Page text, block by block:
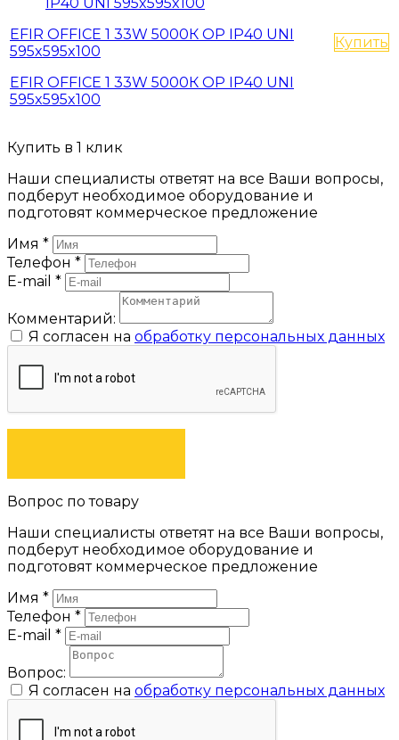
EFIR OFFICE 1 33W 5000К OP IP40 UNI
595x595x100
EFIR OFFICE 1 33W 5000К OP IP40 UNI
595x595x100
Купить
Купить в 1 клик
Наши специалисты ответят на все Ваши вопросы,
подберут необходимое оборудование и
подготовят коммерческое предложение
Имя *
Телефон *
E-mail *
Комментарий:
Я согласен на обработку персональных данных
Вопрос по товару
Наши специалисты ответят на все Ваши вопросы,
подберут необходимое оборудование и
подготовят коммерческое предложение
Имя *
Телефон *
E-mail *
Вопрос:
Я согласен на обработку персональных данных